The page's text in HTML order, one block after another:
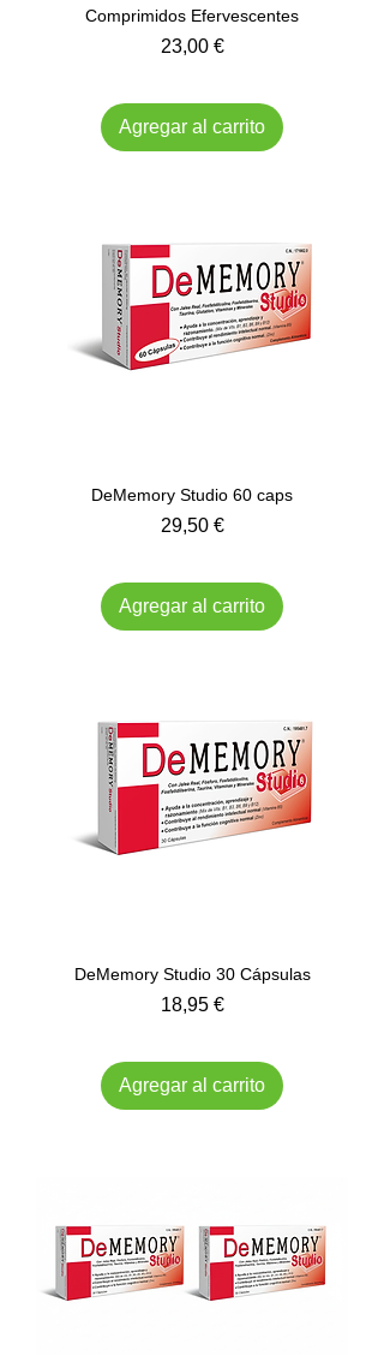
Comprimidos Efervescentes
Precio
23,00 €
Agregar al carrito
DeMemory Studio 60 caps
Precio
29,50 €
Agregar al carrito
DeMemory Studio 30 Cápsulas
Precio
18,95 €
Agregar al carrito